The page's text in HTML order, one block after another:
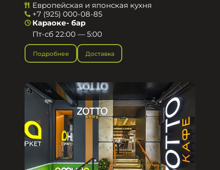
Европейская и японская кухня
+7 (925) 000-08-85
Караоке- бар
Пт-сб 22:00 — 5:00
Подробнее Доставка